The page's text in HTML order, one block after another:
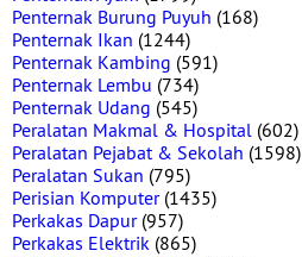
Penternak Burung Puyuh (168)
Penternak Ikan (1244)
Penternak Kambing (591)
Penternak Lembu (734)
Penternak Udang (545)
Peralatan Makmal & Hospital (602)
Peralatan Pejabat & Sekolah (1598)
Peralatan Sukan (795)
Perisian Komputer(1435)
Perkakas Dapur(957)
Perkakas Elektrik (865)